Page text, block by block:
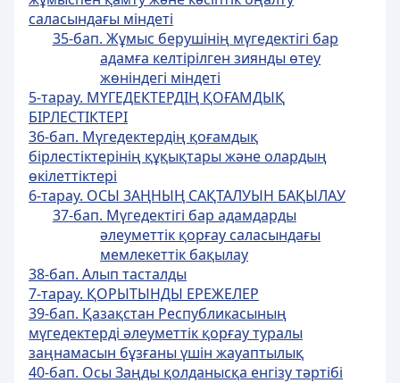
саласындағы мiндетi
35-бап. Жұмыс берушiнiң мүгедектігі бар
адамға келтiрiлген зиянды өтеу
жөніндегі мiндетi
5-тарау. МҮГЕДЕКТЕРДIҢ ҚОҒАМДЫҚ
БIРЛЕСТIКТЕРI
36-бап. Мүгедектердiң қоғамдық
бiрлестiктерiнiң құқықтары және олардың
өкiлеттiктерi
6-тарау. OCЫ 3AҢHЫҢ САҚТАЛУЫН БАҚЫЛАУ
37-бап. Мүгедектігі бар адамдарды
әлеуметтік қорғау саласындағы
мемлекеттік бақылау
38-бап. Алып тасталды
7-тарау. ҚОРЫТЫНДЫ ЕРЕЖЕЛЕР
39-бап. Қазақстан Республикасының
мүгедектердi әлеуметтiк қорғау туралы
заңнамасын бұзғаны үшiн жауаптылық
40-бап. Осы Заңды қолданысқа енгiзу тәртiбi